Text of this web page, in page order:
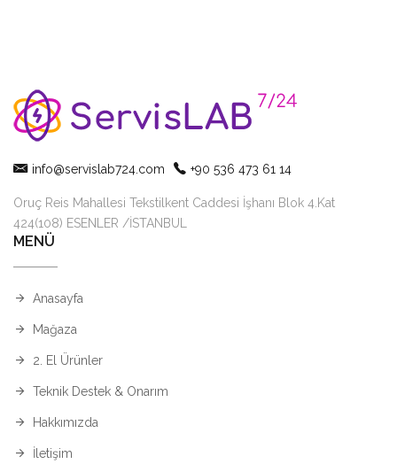
info@servislab724.com +90 536 473 61 14
Oruç Reis Mahallesi Tekstilkent Caddesi İşhanı Blok 4.Kat
424(108) ESENLER /İSTANBUL
MENÜ
Anasayfa
Mağaza
2. El Ürünler
Teknik Destek & Onarım
Hakkımızda
İletişim